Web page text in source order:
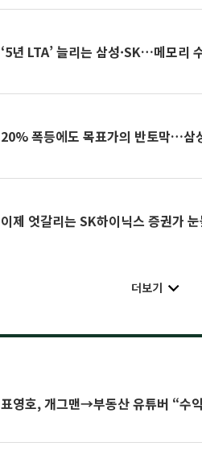
‘5년 LTA’ 늘리는 삼성·SK…메모리
20% 폭등에도 목표가의 반토막…삼
이제 엇갈리는 SK하이닉스 증권가
더보기
표영호, 개그맨→부동산 유튜버 “수